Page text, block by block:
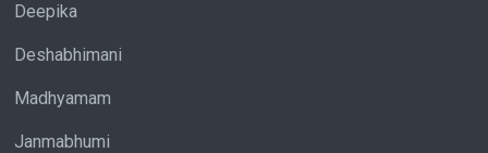
Deepika
Deshabhimani
Madhyamam
Janmabhumi